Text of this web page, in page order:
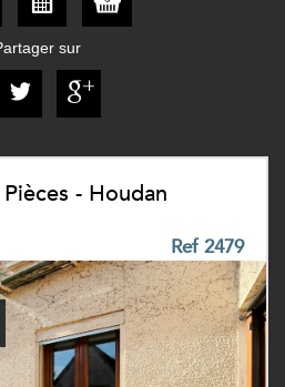
sur
- Houdan
Ref 2479